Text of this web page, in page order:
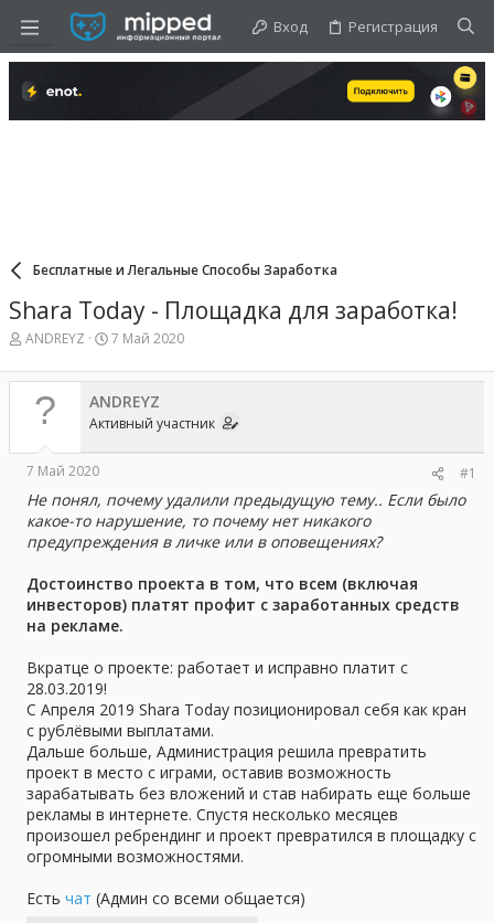
Вход Регистрация
Бесплатные и Легальные Способы Заработка
Shara Today - Площадка для заработка!
А
т
ы
ANDREYZ
Д
т
н
а
а
7 Май 2020
ANDREYZ
Активный участник
7 Май 2020 #1
Не понял, почему удалили предыдущую тему.. Если было
какое-то нарушение, то почему нет никакого
предупреждения в личке или в оповещениях?
Достоинство проекта в том, что всем (включая
инвесторов) платят профит с заработанных средств
на рекламе.
Вкратце о проекте: работает и исправно платит с
28.03.2019!
С Апреля 2019 Shara Today позиционировал себя как кран
с рублёвыми выплатами.
Дальше больше, Администрация решила превратить
проект в место с играми, оставив возможность
зарабатывать без вложений и став набирать еще больше
рекламы в интернете. Спустя несколько месяцев
произошел ребрендинг и проект превратился в площадку с
огромными возможностями.
Есть чат (Админ со всеми общается)